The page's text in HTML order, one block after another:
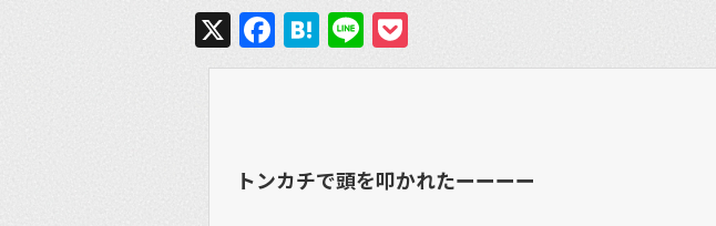
X Facebook
Hatena
Line
トンカチで頭を叩かれたーーーー